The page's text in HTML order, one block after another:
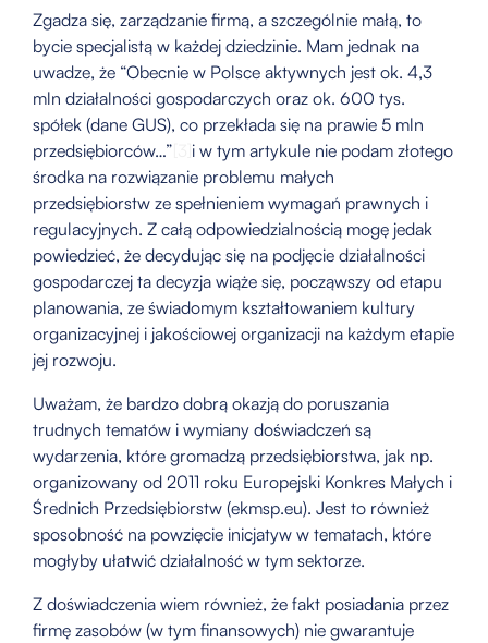
Zgadza się, zarządzanie firmą, a szczególnie małą, to
bycie specjalistą w każdej dziedzinie. Mam jednak na
uwadze, że “Obecnie w Polsce aktywnych jest ok. 4,3
mln działalności gospodarczych oraz ok. 600 tys.
spółek (dane GUS), co przekłada się na prawie 5 mln
przedsiębiorców…”
i w tym artykule nie podam złotego
środka na rozwiązanie problemu małych
przedsiębiorstw ze spełnieniem wymagań prawnych i
regulacyjnych. Z całą odpowiedzialnością mogę jedak
powiedzieć, że decydując się na podjęcie działalności
gospodarczej ta decyzja wiąże się, począwszy od etapu
planowania, ze świadomym kształtowaniem kultury
organizacyjnej i jakościowej organizacji na każdym etapie
jej rozwoju.
Uważam, że bardzo dobrą okazją do poruszania
trudnych tematów i wymiany doświadczeń są
wydarzenia, które gromadzą przedsiębiorstwa, jak np.
organizowany od 2011 roku Europejski Konkres Małych i
Średnich Przedsiębiorstw (ekmsp.eu). Jest to również
sposobność na powzięcie inicjatyw w tematach, które
mogłyby ułatwić działalność w tym sektorze.
Z doświadczenia wiem również, że fakt posiadania przez
firmę zasobów (w tym finansowych) nie gwarantuje